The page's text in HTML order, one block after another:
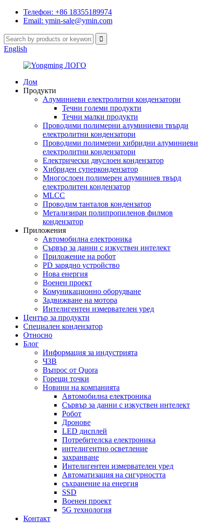
Телефон: +86 18355189974
Email: ymin-sale@ymin.com
English
Дом
Продукти
Алуминиеви електролитни кондензатори
Течни големи продукти
Течни малки продукти
Проводими полимерни алуминиеви твърди
електролитни кондензатори
Проводими полимерни хибридни алуминиеви
електролитни кондензатори
Електрически двуслоен кондензатор
Хибриден суперкондензатор
Многослоен полимерен алуминиев твърд
електролитен кондензатор
MLCC
Проводим танталов кондензатор
Метализиран полипропиленов филмов
кондензатор
Приложения
Автомобилна електроника
Сървър за данни с изкуствен интелект
Приложение на робот
PD зарядно устройство
Нова енергия
Военен проект
Комуникационно оборудване
Задвижване на мотора
Интелигентен измервателен уред
Център за продукти
Специален кондензатор
Относно
Блог
Информация за индустрията
ЧЗВ
Въпрос от Quora
Горещи точки
Новини на компанията
Автомобилна електроника
Сървър за данни с изкуствен интелект
Робот
Дронове
LED дисплей
Потребителска електроника
интелигентно осветление
захранване
Интелигентен измервателен уред
Автоматизация на сигурността
съхранение на енергия
SSD
Военен проект
5G технология
Контакт